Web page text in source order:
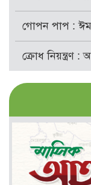
গোপন পাপ :
ক্রোধ নিয়ন্ত্রণ :